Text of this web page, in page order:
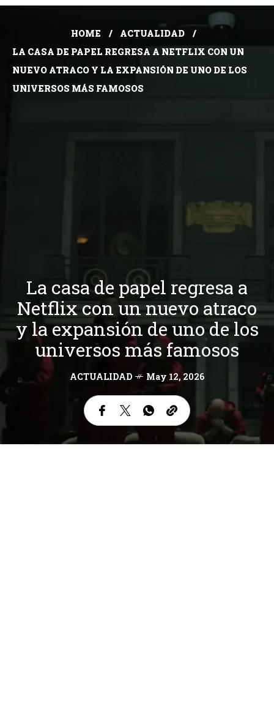
HOME
ACTUALIDAD
LA CASA DE PAPEL REGRESA A NETFLIX CON UN
NUEVO ATRACO Y LA EXPANSIÓN DE UNO DE LOS
UNIVERSOS MÁS FAMOSOS
La casa de papel regresa a
Netflix con un nuevo atraco
y la expansión de uno de los
universos más famosos
ACTUALIDAD May 12, 2026